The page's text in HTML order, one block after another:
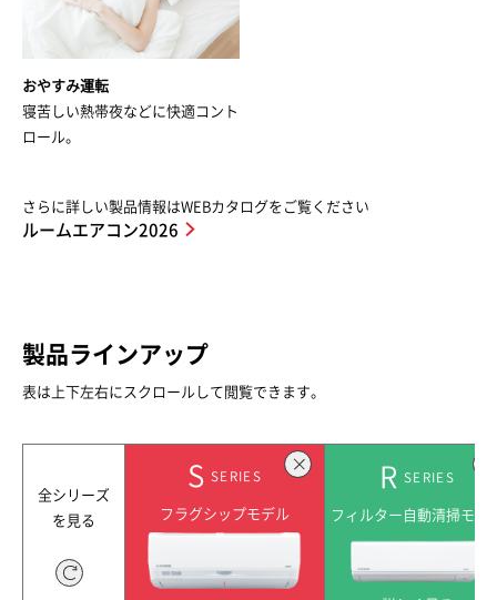
おやすみ運転
寝苦しい熱帯夜などに快適コント
ロール。
さらに詳しい製品情報はWEBカタログをご覧ください
ルームエアコン2026
製品ラインアップ
表は上下左右にスクロールして閲覧できます。
全シリーズ
を見る
S SERIES
フラグシップモデル
R SERIES
フィルター自動清掃モデ